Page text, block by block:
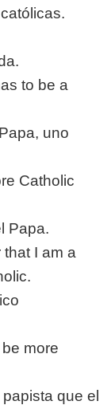
to be a
uno
Catholic
Papa.
I am a
more
que el